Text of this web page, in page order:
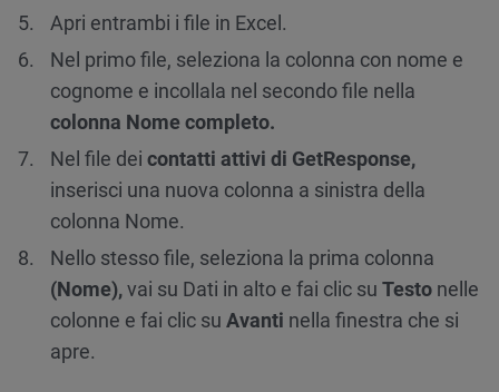
Apri entrambi i file in Excel.
Nel primo file, seleziona la colonna con nome e
cognome e incollala nel secondo file nella
colonna Nome completo.
Nel file dei contatti attivi di GetResponse,
inserisci una nuova colonna a sinistra della
colonna Nome.
Nello stesso file, seleziona la prima colonna
(Nome),vai su Dati in alto e fai clic su Testo nelle
colonne e fai clic su Avanti nella finestra che si
apre.